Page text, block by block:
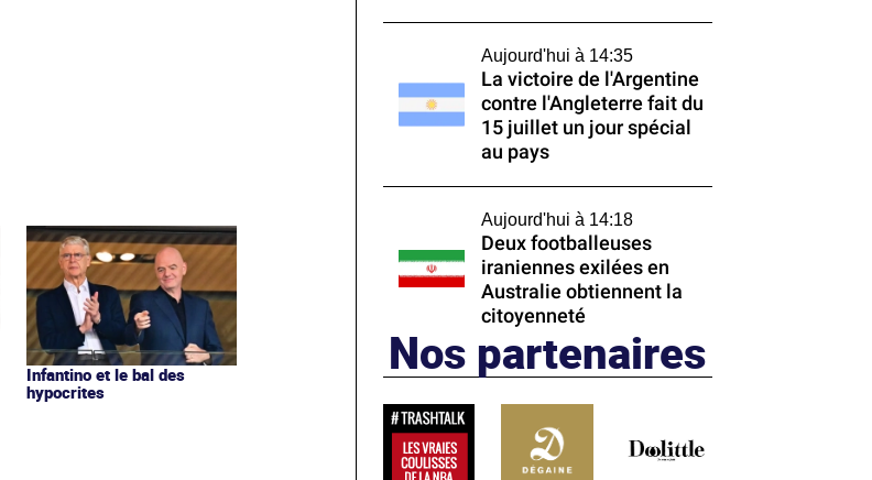
Infantino et le bal des
hypocrites
Aujourd'hui à 14:35
La victoire de l'Argentine
contre l'Angleterre fait du
15 juillet un jour spécial
au pays
Aujourd'hui à 14:18
Deux footballeuses
iraniennes exilées en
Australie obtiennent la
citoyenneté
Nos partenaires